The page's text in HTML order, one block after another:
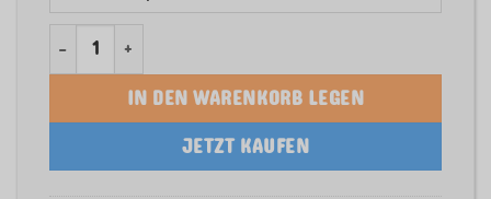
Code Cracker - AI Revenue Recovery System & Error Finder
IN DEN WARENKORB LEGEN
JETZT KAUFEN